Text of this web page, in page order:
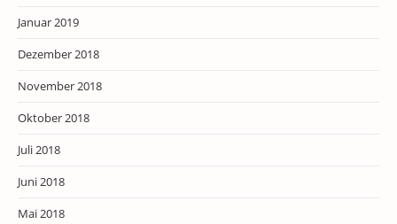
Januar 2019
Dezember 2018
November 2018
Oktober 2018
Juli 2018
Juni 2018
Mai 2018